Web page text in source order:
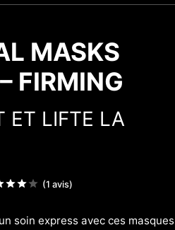
MASKS
FIRMING
ET LIFTE LA
Note
(1 avis)
soin express avec ces masques